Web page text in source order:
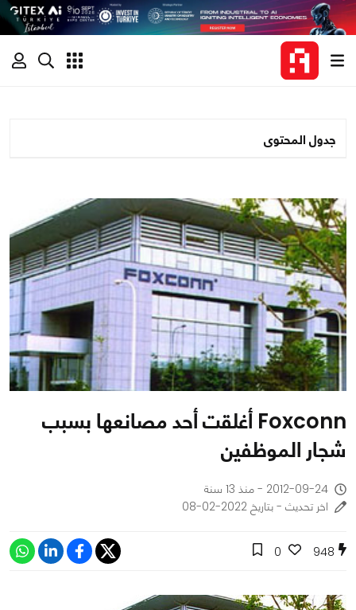
جدول المحتوى
Foxconn أغلقت أحد مصانعها بسبب
شجار الموظفين
2012-09-24 - منذ 13 سنة
اخر تحديث - بتاريخ 2022-02-08
948
0